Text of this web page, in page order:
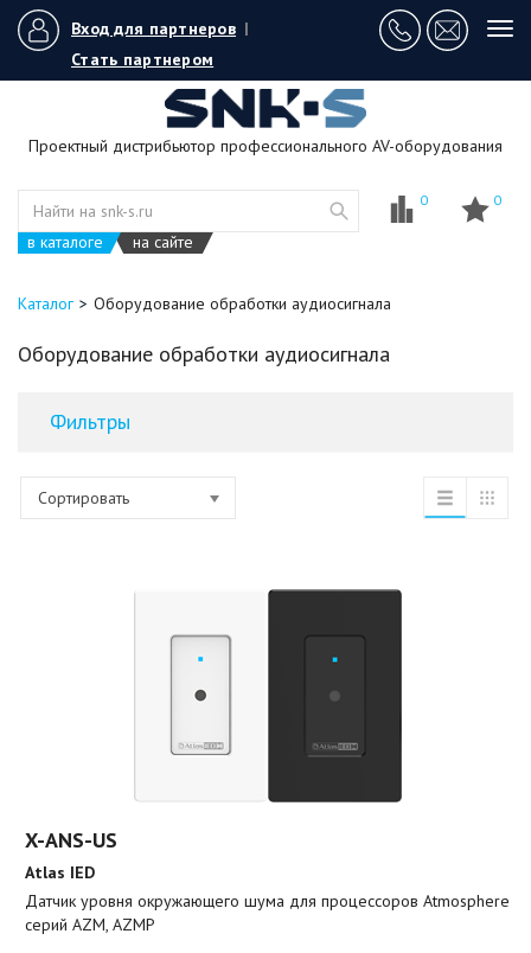
Вход для партнеров |
Стать партнером
Проектный дистрибьютор профессионального AV-оборудования
в каталоге на сайте
0 0
Каталог Оборудование обработки аудиосигнала
Оборудование обработки аудиосигнала
Фильтры
Сортировать
X-ANS-US
Atlas IED
Датчик уровня окружающего шума для процессоров Atmosphere
серий AZM, AZMP